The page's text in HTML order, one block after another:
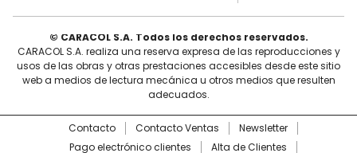
© CARACOL S.A. Todos los derechos reservados.
CARACOL S.A. realiza una reserva expresa de las reproducciones y
usos de las obras y otras prestaciones accesibles desde este sitio
web a medios de lectura mecánica u otros medios que resulten
adecuados.
Contacto Contacto Ventas
Newsletter
Pago electrónico clientes
Alta de Clientes